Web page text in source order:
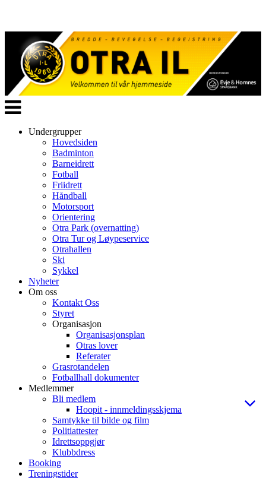
Veksle
navigasjon
Undergrupper
Hovedsiden
Badminton
Barneidrett
Fotball
Friidrett
Håndball
Motorsport
Orientering
Otra Park (overnatting)
Otra Tur og Løypeservice
Otrahallen
Ski
Sykkel
Nyheter
Om oss
Kontakt Oss
Styret
Organisasjon
Organisasjonsplan
Otras lover
Referater
Grasrotandelen
Fotballhall dokumenter
Medlemmer
Bli medlem
Hoopit - innmeldingsskjema
Samtykke til bilde og film
Politiattester
Idrettsoppgjør
Klubbdress
Booking
Treningstider